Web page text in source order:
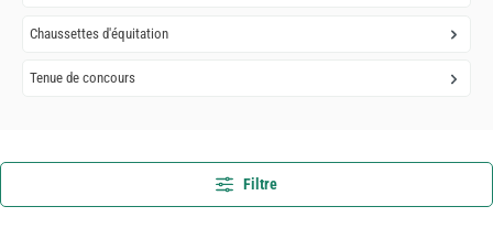
Chaussettes d'équitation
Tenue de concours
Filtre